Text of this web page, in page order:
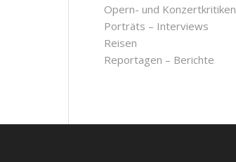
Opern- und Konzertkritiken
Porträts – Interviews
Reisen
Reportagen – Berichte